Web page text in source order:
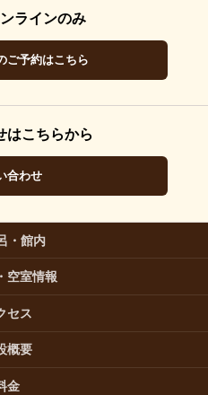
ラインのみ
ご予約はこちら
はこちらから
合わせ
・館内
空室情報
セス
概要
金